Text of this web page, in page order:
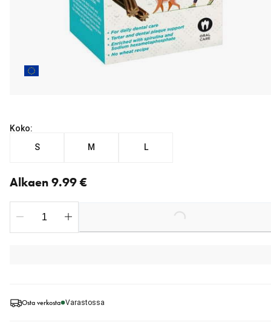
Osta verkosta Varastossa
Koko:
S
M L
Alkaen 9.99 €
Loading...